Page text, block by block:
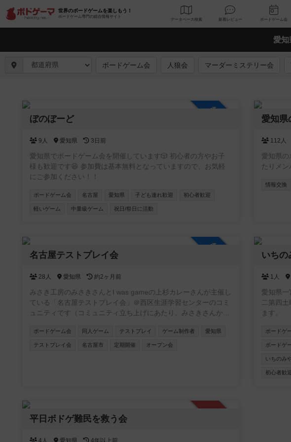
世界のボードゲームを楽しもう！
ボードゲーム専門の総合情報サイト
データベース 検索 新着レビュー
愛知
ボードゲーム会 人狼会 マーダーミステリー会
ぼのぼーど
9人 愛知県 3日前
愛知県でボードゲーム会を開催しています🎲 初心者の方やお子
様も歓迎です😆 参加費は基本無料となっていますので、お気軽
にご参加ください！！
ボードゲーム会 名古屋 愛知県 子ども連れ歓迎 初心者歓迎
軽いゲーム 中量級ゲーム 祝日/祭日に活動
愛知県
112人
愛知県の
たりメン
情報交換
名古屋テストプレイ会
28人 愛知県 約2ヶ月前
みさき工房のみさきさんとI was gameの上杉カレーさんが主催し
ている「名古屋テストプレイ会」＠西区生涯学習センターのコミ
ュニティです（コミュニティ立ち上げにあたり、みさきさんから
プレイ会に興味がある方、名古屋テストプレイ会に過去参加した
ことがある方などお気軽にご参加ください。愛知県在住でない方
ボードゲーム会 同人ゲーム テストプレイ ゲーム制作者 愛知県
テストプレイ会 名古屋市 定期開催 オープン会
いちの
1人
愛知県一
二第四土曜日
ます。
ボードゲ
ボードゲ
いちのみ
初心者歓
平日ボドゲ難民を救う会
4人 愛知県 4年以上前